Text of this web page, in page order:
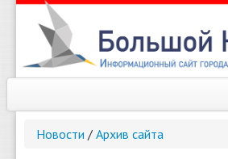
Новости / Архив сайта